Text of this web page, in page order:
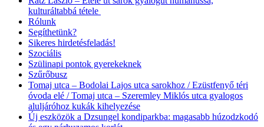
kulturáltabbá tétele
Rólunk
Segíthetünk?
Sikeres hirdetésfeladás!
Szociális
Szülinapi pontok gyerekeknek
Szűrőbusz
Tomaj utca – Bodolai Lajos utca sarokhoz / Ezüstfenyő téri
óvoda elé / Tomaj utca – Szeremley Miklós utca gyalogos
aluljáróhoz kukák kihelyezése
Új eszközök a Dzsungel kondiparkba: magasabb húzodzkodó